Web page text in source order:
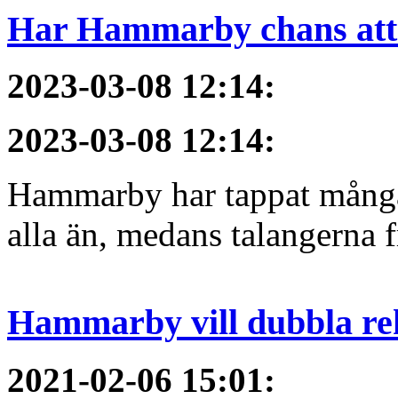
Har Hammarby chans
2023-03-08 12:14:
2023-03-08 12:14:
Hammarby har tappat
alla än, medans talangerna
Hammarby vill dubbla
2021-02-06 15:01: